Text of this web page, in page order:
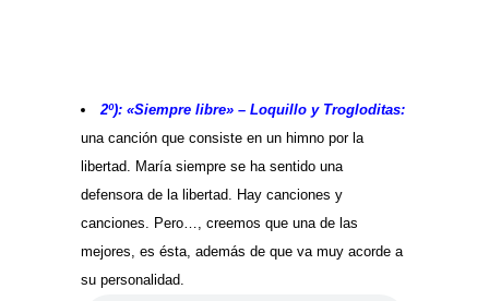
2º): «Siempre libre» – Loquillo y Trogloditas:
una canción que consiste en un himno por la
libertad. María siempre se ha sentido una
defensora de la libertad. Hay canciones y
canciones. Pero…, creemos que una de las
mejores, es ésta, además de que va muy acorde a
su personalidad.